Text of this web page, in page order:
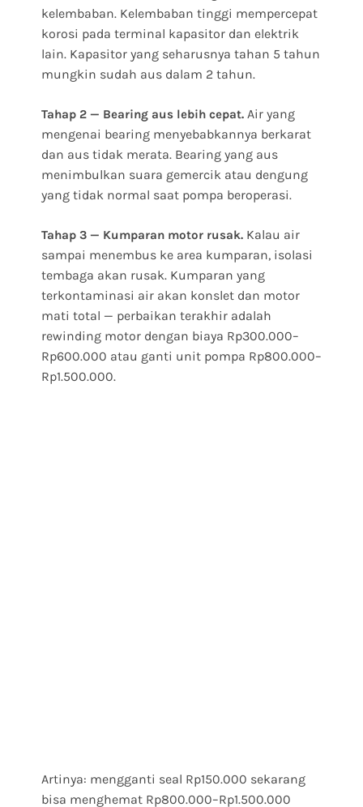
kelembaban. Kelembaban tinggi mempercepat
korosi pada terminal kapasitor dan elektrik
lain. Kapasitor yang seharusnya tahan 5 tahun
mungkin sudah aus dalam 2 tahun.
Tahap 2 — Bearing aus lebih cepat. Air yang
mengenai bearing menyebabkannya berkarat
dan aus tidak merata. Bearing yang aus
menimbulkan suara gemercik atau dengung
yang tidak normal saat pompa beroperasi.
Tahap 3 — Kumparan motor rusak. Kalau air
sampai menembus ke area kumparan, isolasi
tembaga akan rusak. Kumparan yang
terkontaminasi air akan konslet dan motor
mati total — perbaikan terakhir adalah
rewinding motor dengan biaya Rp300.000–
Rp600.000 atau ganti unit pompa Rp800.000–
Rp1.500.000.
Artinya: mengganti seal Rp150.000 sekarang
bisa menghemat Rp800.000–Rp1.500.000